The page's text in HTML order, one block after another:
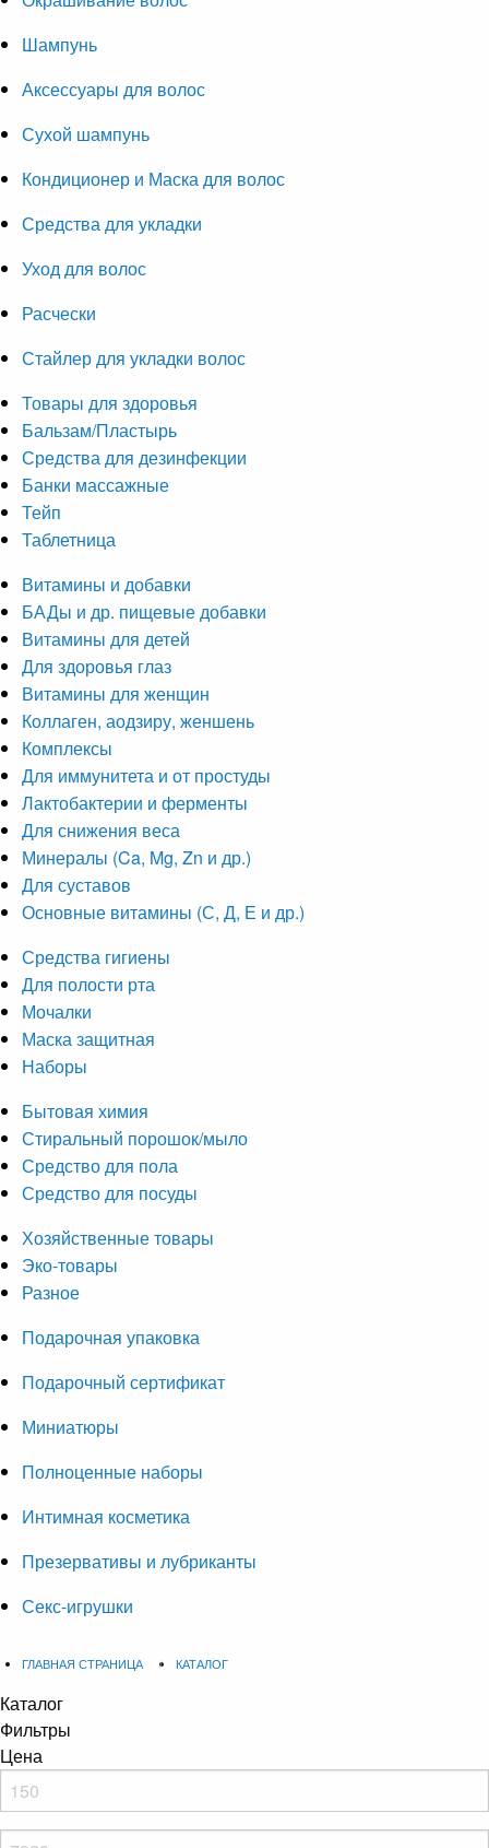
Шампунь
Аксессуары для волос
Сухой шампунь
Кондиционер и Маска для волос
Средства для укладки
Уход для волос
Расчески
Стайлер для укладки волос
Товары для здоровья
Бальзам/Пластырь
Средства для дезинфекции
Банки массажные
Тейп
Таблетница
Витамины и добавки
БАДы и др. пищевые добавки
Витамины для детей
Для здоровья глаз
Витамины для женщин
Коллаген, аодзиру, женшень
Комплексы
Для иммунитета и от простуды
Лактобактерии и ферменты
Для снижения веса
Минералы (Ca, Mg, Zn и др.)
Для суставов
Основные витамины (С, Д, Е и др.)
Средства гигиены
Для полости рта
Мочалки
Маска защитная
Наборы
Бытовая химия
Стиральный порошок/мыло
Средство для пола
Средство для посуды
Хозяйственные товары
Эко-товары
Разное
Подарочная упаковка
Подарочный сертификат
Миниатюры
Полноценные наборы
Интимная косметика
Презервативы и лубриканты
Секс-игрушки
ГЛАВНАЯ СТРАНИЦА КАТАЛОГ
Каталог
Фильтры
Цена